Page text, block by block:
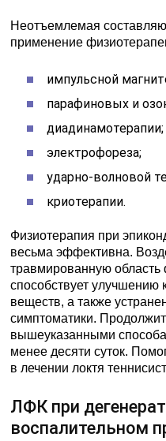
Неотъемлемая
применение
импульсной
парафиновых и
диадинамотерапии;
электрофореза;
ударно-волновой
криотерапии.
Физиотерапия при
весьма эффективна.
травмированную область
способствует
веществ, а также
симптоматики.
вышеуказанными
менее десяти суток.
в лечении локтя
ЛФК при
воспалительном